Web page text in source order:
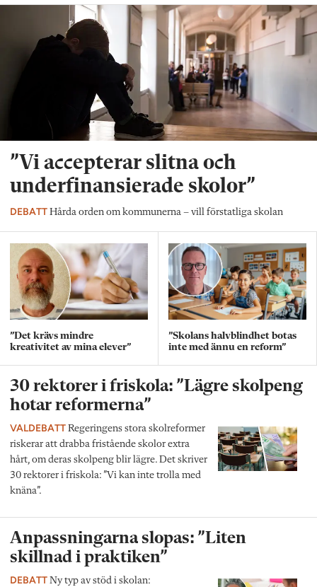
”Vi accepterar slitna och
underfinansierade skolor”
DEBATT Hårda orden om kommunerna – vill förstatliga skolan
”Det krävs mindre
kreativitet av mina elever”
”Skolans halvblindhet botas
inte med ännu en reform”
30 rektorer i friskola: ”Lägre skolpeng
hotar reformerna”
VALDEBATT Regeringens stora skolreformer
riskerar att drabba fristående skolor extra
hårt, om deras skolpeng blir lägre. Det skriver
30 rektorer i friskola: ”Vi kan inte trolla med
knäna”.
Anpassningarna slopas: ”Liten
skillnad i praktiken”
DEBATT Ny typ av stöd i skolan: